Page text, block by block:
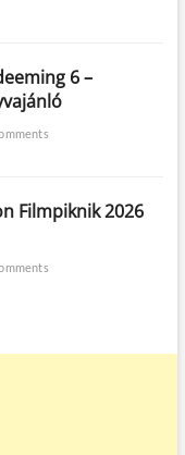
6 –
Filmpiknik 2026